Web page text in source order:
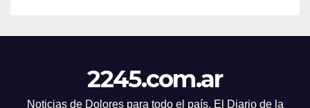
2245.com.ar
Noticias de Dolores para todo el país. El Diario de la